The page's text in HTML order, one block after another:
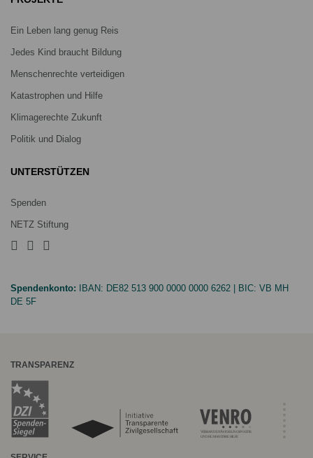
Ein Leben lang genug Reis
Jedes Kind braucht Bildung
Menschenrechte verteidigen
Katastrophen und Hilfe
Klimagerechte Zukunft
Politik und Dialog
UNTERSTÜTZEN
Spenden
NETZ Stiftung
Spendenkonto: IBAN: DE82 513 900 0000 0000 6262 | BIC: VB MH
DE 5F
TRANSPARENZ